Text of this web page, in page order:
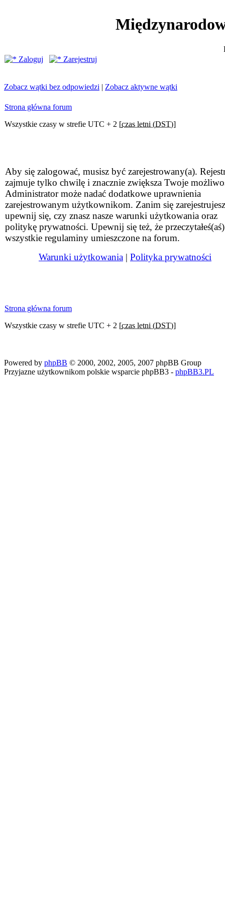
Zaloguj
Zarejestruj
Zobacz wątki bez odpowiedzi | Zobacz aktywne wątki
Strona główna forum
Wszystkie czasy w strefie UTC + 2 [czas letni (DST)]
Aby się zalogować, musisz być zarejestrowany(a).
zajmuje tylko chwilę i znacznie zwiększa Twoje
Administrator może nadać dodatkowe uprawnienia
zarejestrowanym użytkownikom. Zanim się
upewnij się, czy znasz nasze warunki użytkowania oraz
politykę prywatności. Upewnij się też, że przeczytałeś(aś)
wszystkie regulaminy umieszczone na forum.
Warunki użytkowania | Polityka prywatności
Strona główna forum
Wszystkie czasy w strefie UTC + 2 [czas letni (DST)]
Powered by phpBB © 2000, 2002, 2005, 2007 phpBB Group
Przyjazne użytkownikom polskie wsparcie phpBB3 - phpBB3.PL